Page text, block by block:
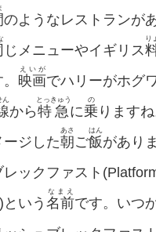
のようなレストランが
じメニューやイギリス
り
映画
えいが
でハリーがホグ
ん
から特急
とっきゅう
に乗
の
ります
ジした朝
あさ
ご飯
はん
があり
レックファスト
いう 名前
なまえ
です。いつ